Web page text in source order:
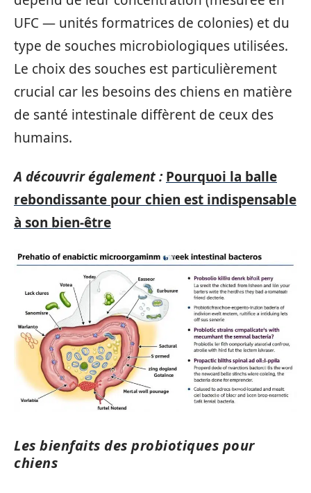
UFC — unités formatrices de colonies) et du
type de souches microbiologiques utilisées.
Le choix des souches est particulièrement
crucial car les besoins des chiens en matière
de santé intestinale diffèrent de ceux des
humains.
A découvrir également : Pourquoi la balle
rebondissante pour chien est indispensable
à son bien-être
Les bienfaits des probiotiques pour
chiens